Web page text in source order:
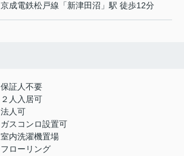
京成電鉄松戸線 「新津田沼 」駅 徒歩12分
保証人不要
２人入居可
法人可
ガスコンロ設置可
室内洗濯機置場
フローリング